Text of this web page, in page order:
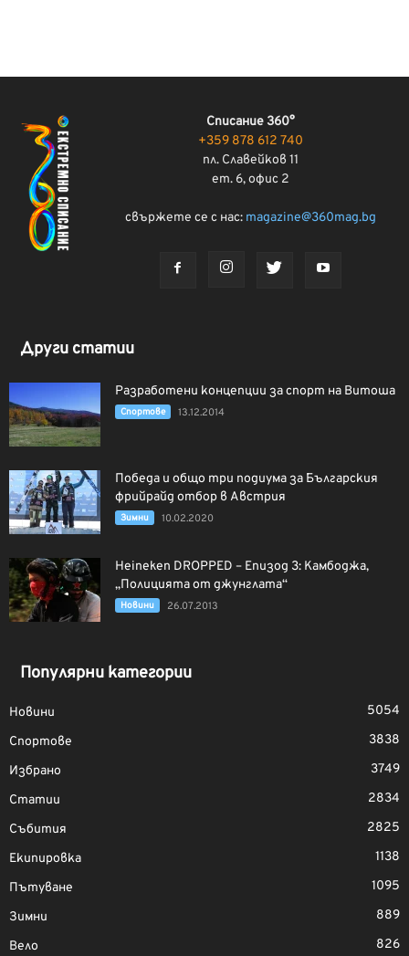
Списание 360°
+359 878 612 740
пл. Славейков 11
ет. 6, офис 2
свържете се с нас: magazine@360mag.bg
Други статии
Разработени концепции за спорт на Витоша
Спортове 13.12.2014
Победа и общо три подиума за Българския
фрийрайд отбор в Австрия
Зимни 10.02.2020
Heineken DROPPED – Епизод 3: Камбоджа,
„Полицията от джунглата“
Новини 26.07.2013
Популярни категории
Новини
5054
Спортове
3838
Избрано
3749
Статии
2834
Събития
2825
Екипировка
1138
Пътуване
1095
Зимни
889
Вело
826